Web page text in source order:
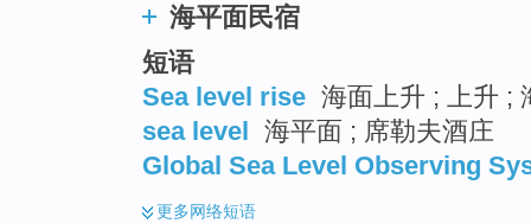
海平面民宿
短语
Sea level rise 海面上升 ; 上升 ;
sea level
海平面 ; 席勒夫酒庄
Global Sea Level Observing
更多网络短语